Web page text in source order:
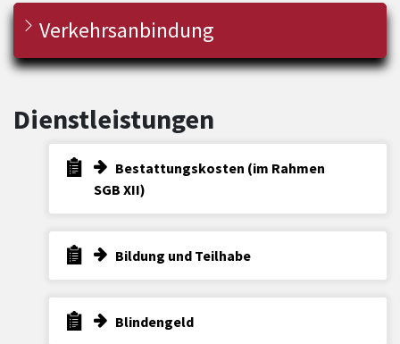
Verkehrsanbindung
Dienstleistungen
Bestattungskosten (im Rahmen
SGB XII)
Bildung und Teilhabe
Blindengeld